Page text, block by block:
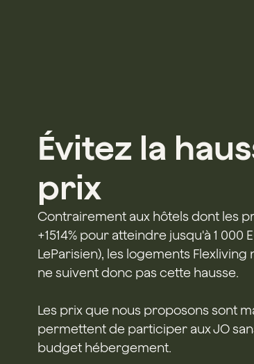
Évitez la
prix
Contrairement aux hôtels dont les
+1514% pour atteindre jusqu'à 1 000
LeParisien), les logements
ne suivent donc pas cette hausse.
Les prix que nous proposons sont
permettent de participer aux JO
budget hébergement.